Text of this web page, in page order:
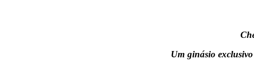
Um ginásio